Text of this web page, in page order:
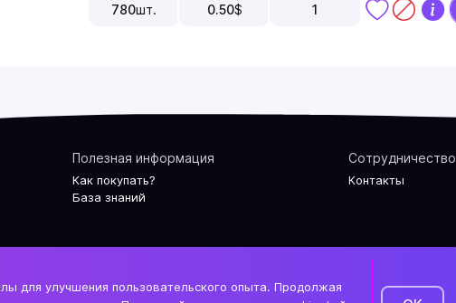
780шт. 0.50$ 1
Полезная информация
Как покупать?
База знаний
Сотрудничество
Контакты
для улучшения пользовательского опыта. Продолжая